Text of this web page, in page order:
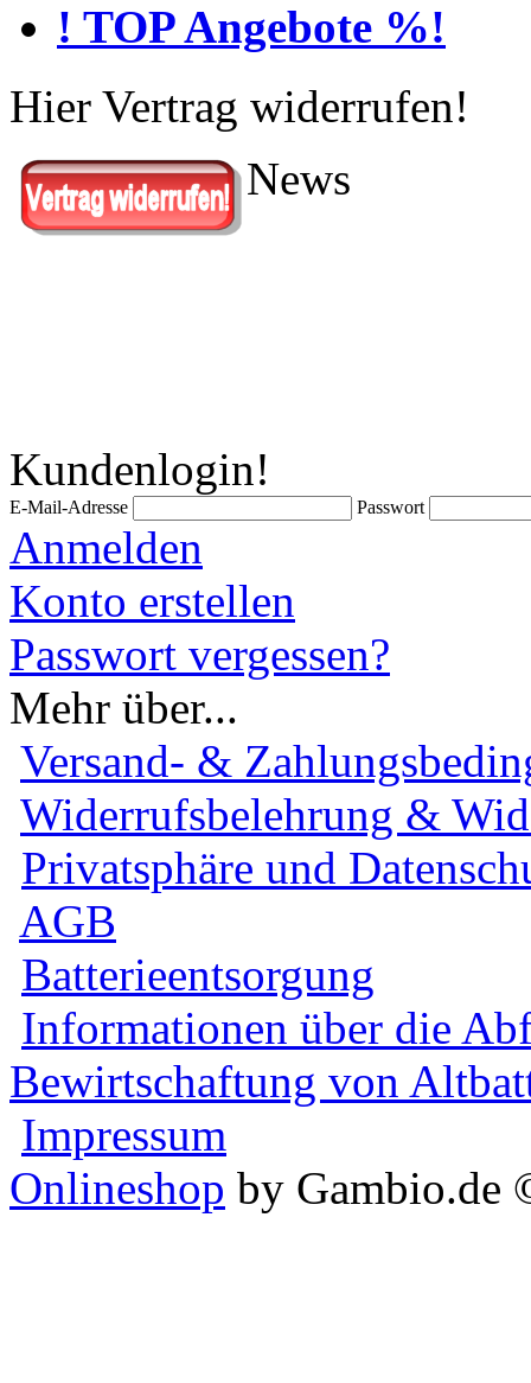
! TOP Angebote %!
Hier Vertrag widerrufen!
News
Kundenlogin!
E-Mail-Adresse Passwort
Anmelden
Konto erstellen
Passwort vergessen?
Mehr über...
Versand- &
Widerrufsbelehrung &
Privatsphäre und
AGB
Batterieentsorgung
Informationen über die
Bewirtschaftung von
Impressum
Onlineshop by Gambio.de